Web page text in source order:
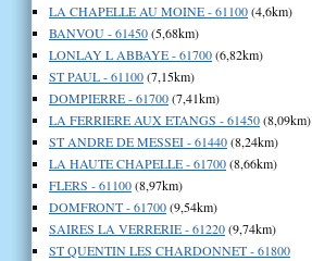
LA CHAPELLE AU MOINE - 61100(4,6km)
BANVOU - 61450(5,68km)
LONLAY L ABBAYE - 61700(6,82km)
ST PAUL - 61100(7,15km)
DOMPIERRE - 61700(7,41km)
LA FERRIERE AUX ETANGS - 61450(8,09km)
ST ANDRE DE MESSEI - 61440(8,24km)
LA HAUTE CHAPELLE - 61700(8,66km)
FLERS - 61100(8,97km)
DOMFRONT - 61700(9,54km)
SAIRES LA VERRERIE - 61220(9,74km)
ST QUENTIN LES CHARDONNET - 61800